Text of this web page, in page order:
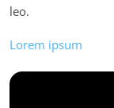
leo.
Lorem ipsum